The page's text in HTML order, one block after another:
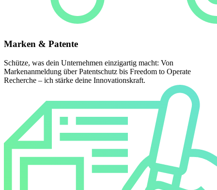
Marken & Patente
Schütze, was dein Unternehmen einzigartig macht: Von
Markenanmeldung über Patentschutz bis Freedom to Operate
Recherche – ich stärke deine Innovationskraft.